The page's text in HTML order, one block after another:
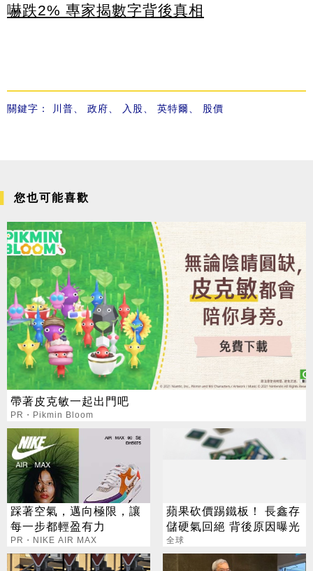
嚇跌2% 專家揭數字背後真相
關鍵字： 川普 政府 入股 英特爾 股價
您也可能喜歡
帶著皮克敏一起出門吧
PR・Pikmin Bloom
踩著空氣，邁向極限，讓
每一步都輕盈有力
PR・NIKE AIR MAX
蘋果砍價踢鐵板！ 長鑫存
儲硬氣回絕 背後原因曝光
全球